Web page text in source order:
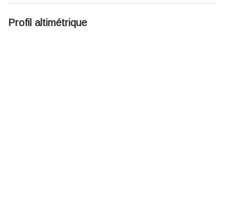
Profil altimétrique